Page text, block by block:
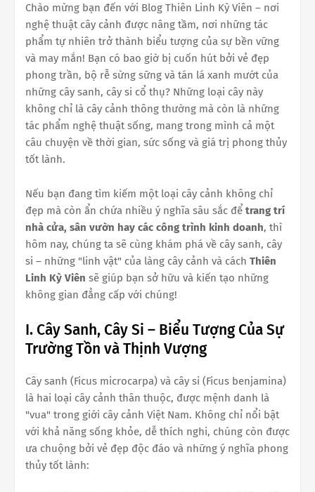
Chào mừng bạn đến với Blog Thiên Linh Kỳ Viên – nơi
nghệ thuật cây cảnh được nâng tầm, nơi những tác
phẩm tự nhiên trở thành biểu tượng của sự bền vững
và may mắn! Bạn có bao giờ bị cuốn hút bởi vẻ đẹp
phong trần, bộ rễ sừng sững và tán lá xanh mướt của
những cây sanh, cây si cổ thụ? Những loại cây này
không chỉ là cây cảnh thông thường mà còn là những
tác phẩm nghệ thuật sống, mang trong mình cả một
câu chuyện về thời gian, sức sống và giá trị phong thủy
tốt lành.
Nếu bạn đang tìm kiếm một loại cây cảnh không chỉ
đẹp mà còn ẩn chứa nhiều ý nghĩa sâu sắc để trang trí
nhà cửa, sân vườn hay các công trình kinh doanh, thì
hôm nay, chúng ta sẽ cùng khám phá về cây sanh, cây
si – những "linh vật" của làng cây cảnh và cách Thiên
Linh Kỳ Viên sẽ giúp bạn sở hữu và kiến tạo những
không gian đẳng cấp với chúng!
I. Cây Sanh, Cây Si – Biểu Tượng Của Sự
Trường Tồn và Thịnh Vượng
Cây sanh (Ficus microcarpa) và cây si (Ficus benjamina)
là hai loại cây cảnh thân thuộc, được mệnh danh là
"vua" trong giới cây cảnh Việt Nam. Không chỉ nổi bật
với khả năng sống khỏe, dễ thích nghi, chúng còn được
ưa chuộng bởi vẻ đẹp độc đáo và những ý nghĩa phong
thủy tốt lành: